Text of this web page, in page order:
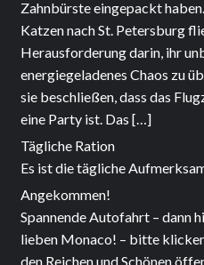
Zahnbürste eingepackt
Katzen nach St. Petersburg
Herausforderung darin, ihr
energiegeladenes Chaos zu
sie beschließen, dass das
eine Party ist. Das […]
Tägliche Ration
Es ist die tägliche
Angekommen!
Spannende Autofahrt – dann
lieben Monaco! – bitte
den Reichen und Schönen